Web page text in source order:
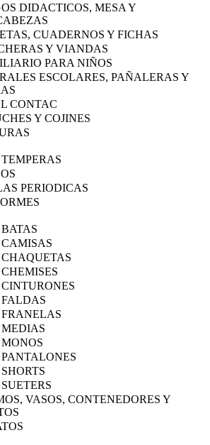
DIDACTICOS, MESA Y
CUADERNOS Y FICHAS
Y VIANDAS
PARA NIÑOS
ESCOLARES, PAÑALERAS Y
CONTAC
Y COJINES
TEMPERAS
PERIODICAS
BATAS
CAMISAS
CHAQUETAS
CHEMISES
CINTURONES
FALDAS
FRANELAS
MEDIAS
MONOS
PANTALONES
SHORTS
SUETERS
VASOS, CONTENEDORES Y